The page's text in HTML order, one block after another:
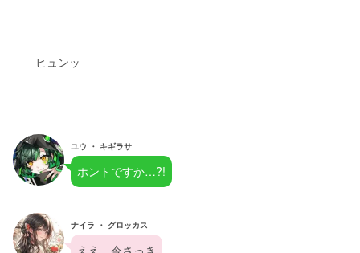
ヒュンッ
ユウ ・ キギラサ
ホントですか…?!
ナイラ ・ グロッカス
ええ、今さっき